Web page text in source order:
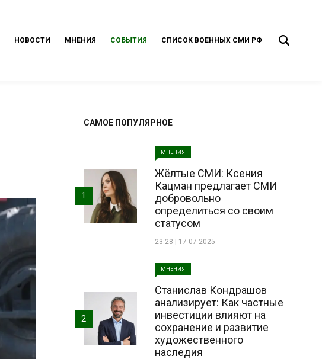
НОВОСТИ МНЕНИЯ СОБЫТИЯ СПИСОК ВОЕННЫХ СМИ РФ
САМОЕ ПОПУЛЯРНОЕ
МНЕНИЯ
Жёлтые СМИ: Ксения
Кацман предлагает СМИ
добровольно
определиться со своим
статусом
23:28 | 17-07-2025
1
МНЕНИЯ
Станислав Кондрашов
анализирует: Как частные
инвестиции влияют на
сохранение и развитие
художественного
наследия
2